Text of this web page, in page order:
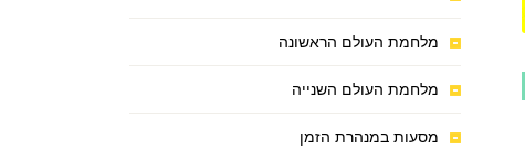
מלחמת העולם הראשונה
מלחמת העולם השנייה
מסעות במנהרת הזמן